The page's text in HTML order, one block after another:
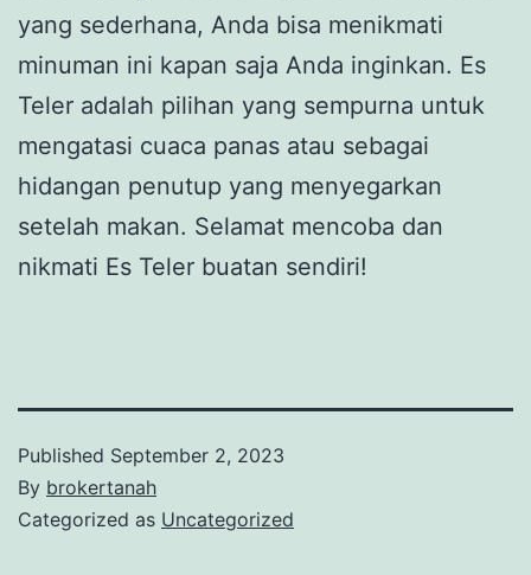
yang sederhana, Anda bisa menikmati
minuman ini kapan saja Anda inginkan. Es
Teler adalah pilihan yang sempurna untuk
mengatasi cuaca panas atau sebagai
hidangan penutup yang menyegarkan
setelah makan. Selamat mencoba dan
nikmati Es Teler buatan sendiri!
Published September 2, 2023
By brokertanah
Categorized as Uncategorized